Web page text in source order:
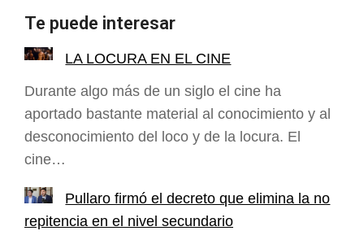
Te puede interesar
LA LOCURA EN EL CINE
Durante algo más de un siglo el cine ha
aportado bastante material al conocimiento y al
desconocimiento del loco y de la locura. El
cine…
Pullaro firmó el decreto que elimina la no
repitencia en el nivel secundario